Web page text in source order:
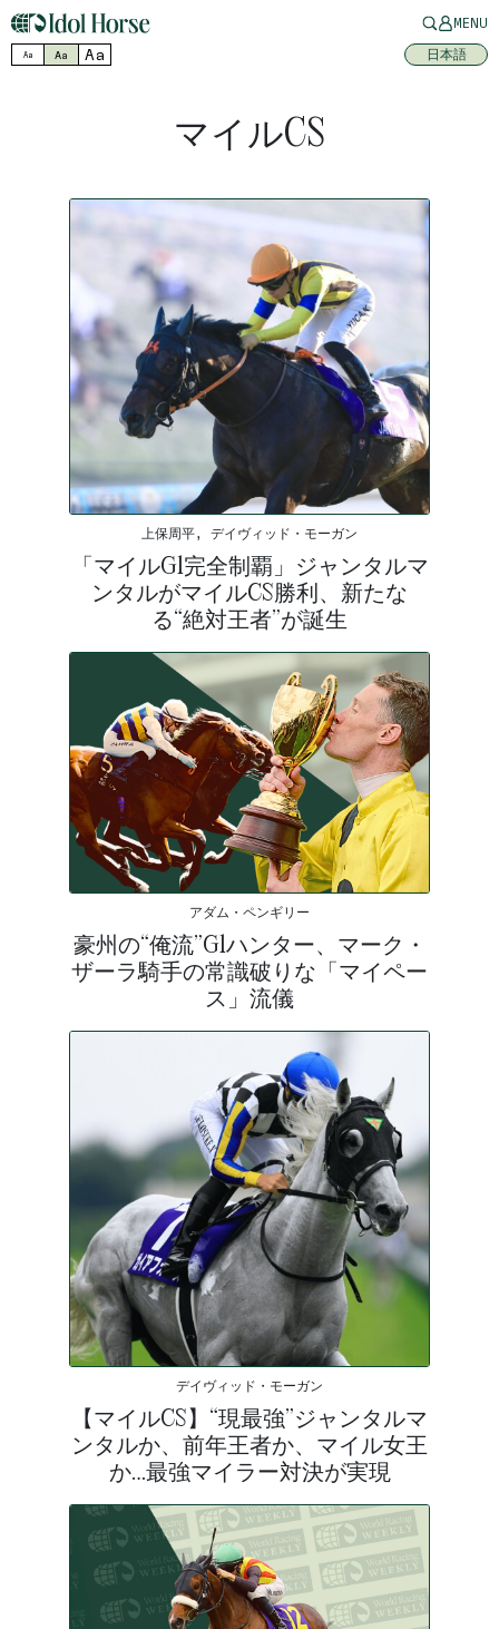
MENU
Aa Aa Aa 日本語
マイルCS
上保周平, デイヴィッド・モーガン
「マイルG1完全制覇」ジャンタルマ
ンタルがマイルCS勝利、新たな
る“絶対王者”が誕生
アダム・ペンギリー
豪州の“俺流”G1ハンター、マーク・
ザーラ騎手の常識破りな「マイペー
ス」流儀
デイヴィッド・モーガン
【マイルCS】“現最強”ジャンタルマ
ンタルか、前年王者か、マイル女王
か…最強マイラー対決が実現